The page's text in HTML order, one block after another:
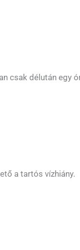
csak délután egy
a tartós vízhiány.